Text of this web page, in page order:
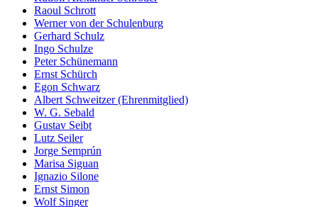
Raoul Schrott
Werner von der Schulenburg
Gerhard Schulz
Ingo Schulze
Peter Schünemann
Ernst Schürch
Egon Schwarz
Albert Schweitzer (Ehrenmitglied)
W. G. Sebald
Gustav Seibt
Lutz Seiler
Jorge Semprún
Marisa Siguan
Ignazio Silone
Ernst Simon
Wolf Singer